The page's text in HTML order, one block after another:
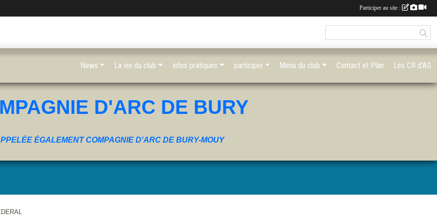
D'ARC DE BURY
ÉGALEMENT COMPAGNIE D'ARC DE BURY-MOUY
News La vie du club infos pratiques participer Menu du club Contact et Plan Les CR d'AG
Participer au site :